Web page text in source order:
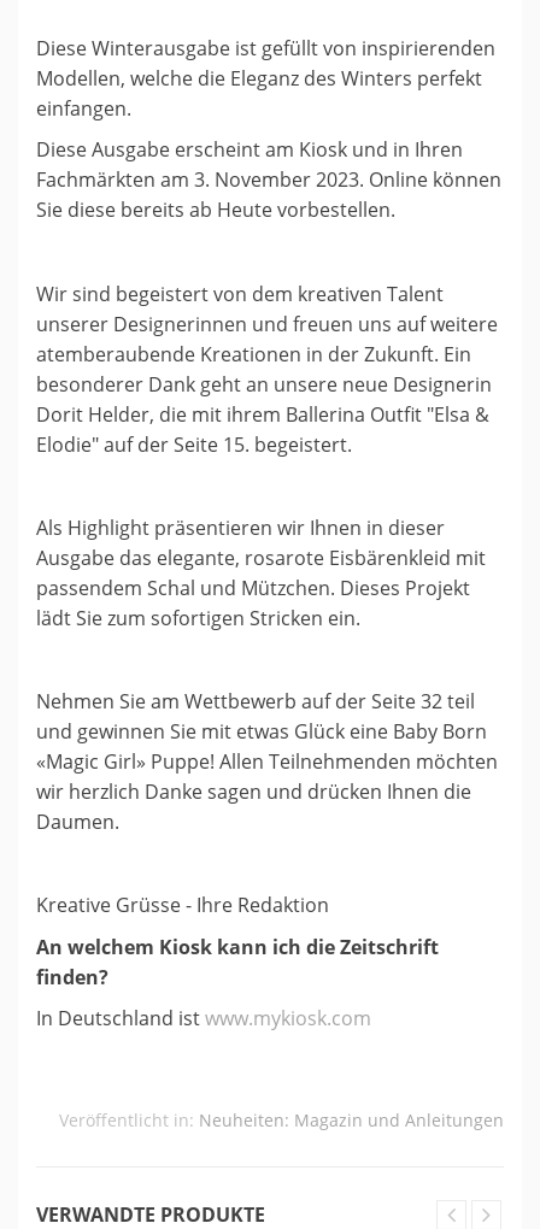
Diese Winterausgabe ist gefüllt von inspirierenden
Modellen, welche die Eleganz des Winters perfekt
einfangen.
Diese Ausgabe erscheint am Kiosk und in Ihren
Fachmärkten am 3. November 2023. Online können
Sie diese bereits ab Heute vorbestellen.
Wir sind begeistert von dem kreativen Talent
unserer Designerinnen und freuen uns auf weitere
atemberaubende Kreationen in der Zukunft. Ein
besonderer Dank geht an unsere neue Designerin
Dorit Helder, die mit ihrem Ballerina Outfit "Elsa &
Elodie" auf der Seite 15. begeistert.
Als Highlight präsentieren wir Ihnen in dieser
Ausgabe das elegante, rosarote Eisbärenkleid mit
passendem Schal und Mützchen. Dieses Projekt
lädt Sie zum sofortigen Stricken ein.
Nehmen Sie am Wettbewerb auf der Seite 32 teil
und gewinnen Sie mit etwas Glück eine Baby Born
«Magic Girl» Puppe! Allen Teilnehmenden möchten
wir herzlich Danke sagen und drücken Ihnen die
Daumen.
Kreative Grüsse - Ihre Redaktion
An welchem Kiosk kann ich die Zeitschrift
finden?
In Deutschland istwww.mykiosk.com
Veröffentlicht in: Neuheiten: Magazin und Anleitungen
VERWANDTE PRODUKTE